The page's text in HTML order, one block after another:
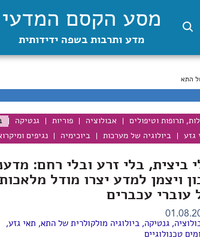
מסע הקסם המדעי
מדע ותרבות בשפה ידידותית
התא
תרופות וטיפולים אבולוציה פוריות גנטיקה
גזע ביולוגיה של מערכות ביוכימיה נגיפים
ביצית, בלי זרע ובלי רחם:
ויצמן למדע יצרו מודל
עוברי עכברים
,גנטיקה,ביולוגיה מולקולרית של התא, תאי גזע,
טכנולוגיים